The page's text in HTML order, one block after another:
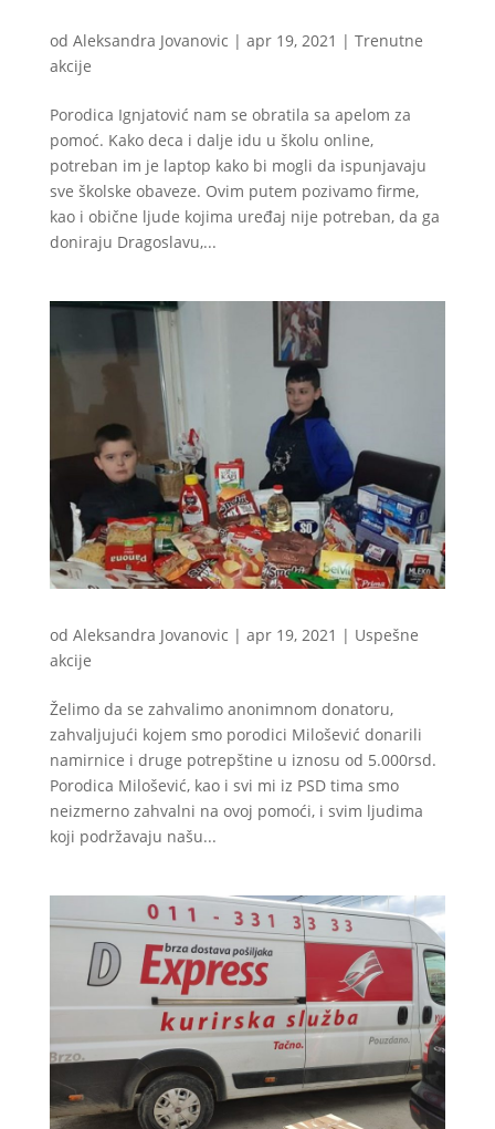
od Aleksandra Jovanovic | apr 19, 2021 | Trenutne
akcije
Porodica Ignjatović nam se obratila sa apelom za
pomoć. Kako deca i dalje idu u školu online,
potreban im je laptop kako bi mogli da ispunjavaju
sve školske obaveze. Ovim putem pozivamo firme,
kao i obične ljude kojima uređaj nije potreban, da ga
doniraju Dragoslavu,...
od Aleksandra Jovanovic | apr 19, 2021 | Uspešne
akcije
Želimo da se zahvalimo anonimnom donatoru,
zahvaljujući kojem smo porodici Milošević donarili
namirnice i druge potrepštine u iznosu od 5.000rsd.
Porodica Milošević, kao i svi mi iz PSD tima smo
neizmerno zahvalni na ovoj pomoći, i svim ljudima
koji podržavaju našu...